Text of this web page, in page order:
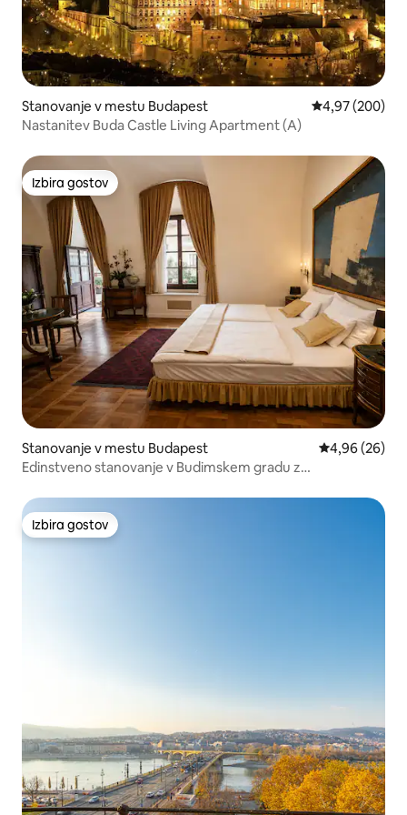
Stanovanje v mestu Budapest Povprečna
4,97 (200)
Nastanitev Buda Castle Living Apartment (A)
Izbira gostov
Izbira gostov
Stanovanje v mestu Budapest Povprečna
4,96 (26)
Edinstveno stanovanje v Budimskem gradu z
Izbira gostov
Izbira gostov